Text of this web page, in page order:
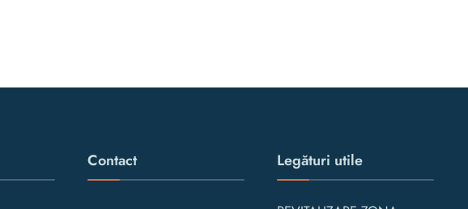
Contact Legături utile